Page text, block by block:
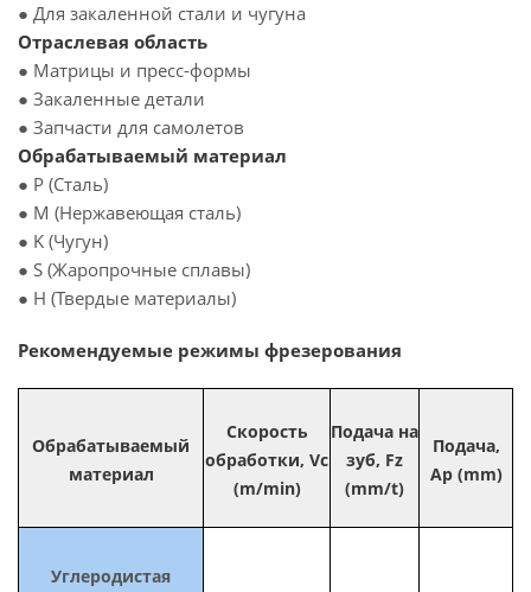
● Для закаленной стали и чугуна
Отраслевая область
● Матрицы и пресс-формы
● Закаленные детали
● Запчасти для самолетов
Обрабатываемый материал
● P (Сталь)
● M (Нержавеющая сталь)
● K (Чугун)
● S (Жаропрочные сплавы)
● H (Твердые материалы)
Рекомендуемые режимы фрезерования
Обрабатываемый
материал
Скорость
обработки, Vc
(m/min)
Подача на
зуб, Fz
(mm/t)
Подача,
Ap (mm)
Углеродистая